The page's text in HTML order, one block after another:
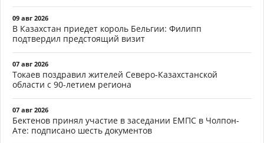
09 авг 2026
В Казахстан приедет король Бельгии: Филипп
подтвердил предстоящий визит
07 авг 2026
Токаев поздравил жителей Северо-Казахстанской
области с 90-летием региона
07 авг 2026
Бектенов принял участие в заседании ЕМПС в Чолпон-
Ате: подписано шесть документов